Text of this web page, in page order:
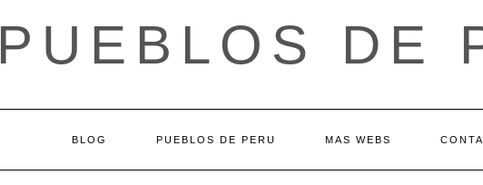
PUEBLOS DE
BLOG PUEBLOS DE PERU MAS WEBS